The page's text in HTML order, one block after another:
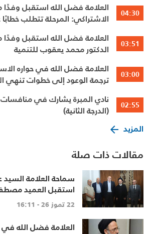
04:30
العلامة فضل الله استقبل
الاشتراكي: المرحلة تتطلب
03:51
العلامة فضل الله استقبل
الدكتور محمد يعقوب للتنمية
03:00
العلامة فضل الله في حواره
ترجمة الوعود إلى خطوات تنهي
02:55
نادي المبرة يشارك في منافسات
(الدرجة الثانية)
المزيد
مقالات ذات صلة
سماحة العلامة
استقبل العميد
22 تموز 26 - 16:11
العلامة فضل الله في